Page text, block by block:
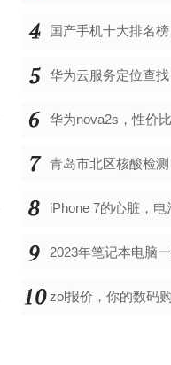
iPhone 7的心脏，
zol报价，你的数码